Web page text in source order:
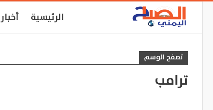
الرئيسية
تصفح الوسم
ترامب